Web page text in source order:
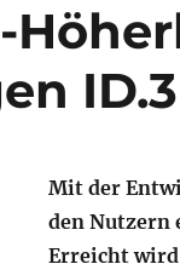
ID.3
Mit der
den Nutzern
Erreicht wird